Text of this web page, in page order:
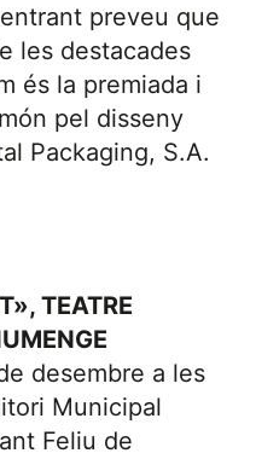
preveu que
les destacades
és la premiada i
pel disseny
Packaging, S.A.
TEATRE
desembre a les
Municipal
Feliu de